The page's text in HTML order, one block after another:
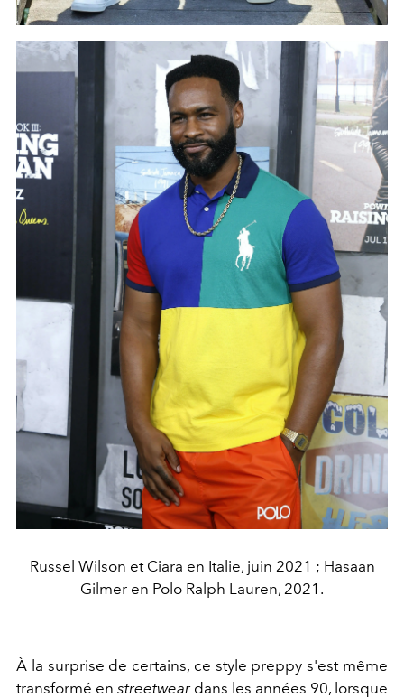
Russel Wilson et Ciara en Italie, juin 2021 ; Hasaan
Gilmer en Polo Ralph Lauren, 2021.
À la surprise de certains, ce style preppy s'est même
transformé en streetweardans les années 90, lorsque